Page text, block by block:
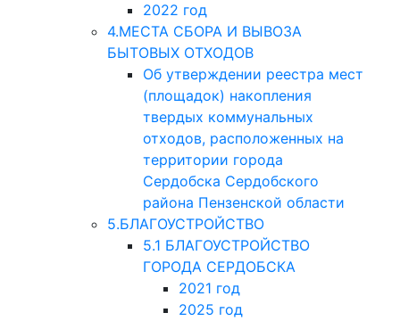
2022 год
4.МЕСТА СБОРА И ВЫВОЗА
БЫТОВЫХ ОТХОДОВ
Об утверждении реестра мест
(площадок) накопления
твердых коммунальных
отходов, расположенных на
территории города
Сердобска Сердобского
района Пензенской области
5.БЛАГОУСТРОЙСТВО
5.1 БЛАГОУСТРОЙСТВО
ГОРОДА СЕРДОБСКА
2021 год
2025 год